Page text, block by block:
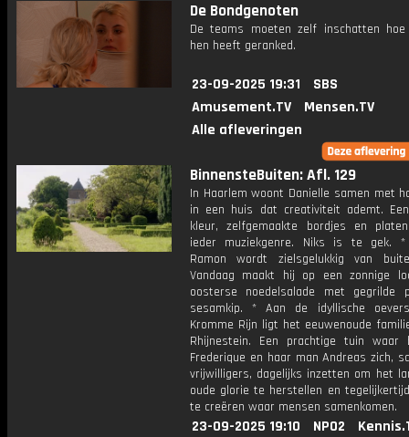
De Bondgenoten
De teams moeten zelf inschatten
hen heeft geranked.
23-09-2025 19:31
SBS
Amusement.TV
Mensen.TV
Alle afleveringen
BinnensteBuiten: Afl. 129
In Haarlem woont Danielle samen met
in een huis dat creativiteit ademt.
kleur, zelfgemaakte bordjes en
ieder muziekgenre. Niks is te gek. *
Ramon wordt zielsgelukkig van
Vandaag maakt hij op een zonnige
oosterse noedelsalade met gegrilde
sesamkip. * Aan de idyllische
Kromme Rijn ligt het eeuwenoude
Rhijnestein. Een prachtige tuin waar
Frederique en haar man Andreas zich,
vrijwilligers, dagelijks inzetten om het
oude glorie te herstellen en
te creëren waar mensen samenkomen.
23-09-2025 19:10 NPO2